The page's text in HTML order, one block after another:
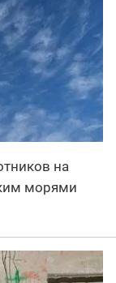
на
морями